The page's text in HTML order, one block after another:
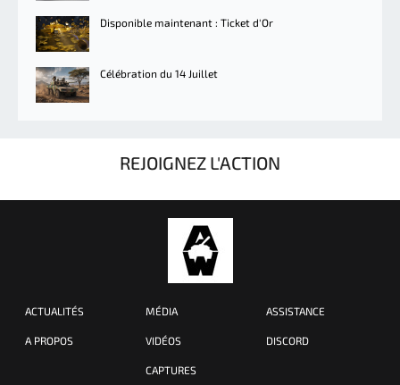
Disponible maintenant : Ticket d'Or
Célébration du 14 Juillet
REJOIGNEZ L'ACTION
ACTUALITÉS
A PROPOS
MÉDIA
VIDÉOS
CAPTURES
ASSISTANCE
DISCORD